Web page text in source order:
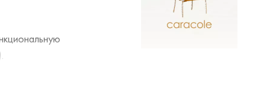
Алюминий, стекло,